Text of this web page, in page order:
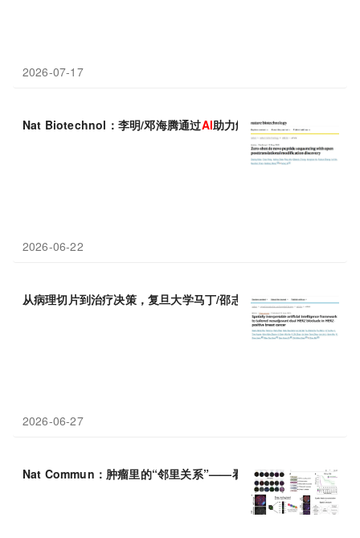
2026-07-17
Nat Biotechnol：李明/邓海腾通过AI助力解读黑暗蛋白质组，零
2026-06-22
从病理切片到治疗决策，复旦大学马丁/邵志敏等通过AI为HER2阳
2026-06-27
Nat Commun：肿瘤里的“邻里关系”——看 AI如何窥探肺癌细胞